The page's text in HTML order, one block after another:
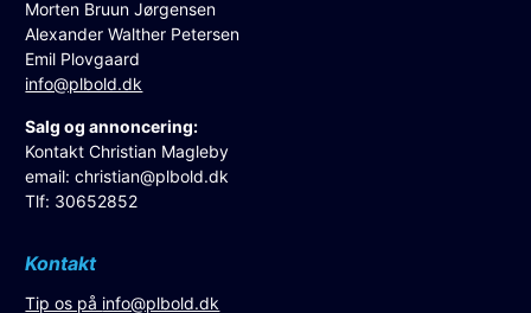
Morten Bruun Jørgensen
Alexander Walther Petersen
Emil Plovgaard
info@plbold.dk
Salg og annoncering:
Kontakt Christian Magleby
email:christian@plbold.dk
Tlf: 30652852
Kontakt
Tip os på info@plbold.dk